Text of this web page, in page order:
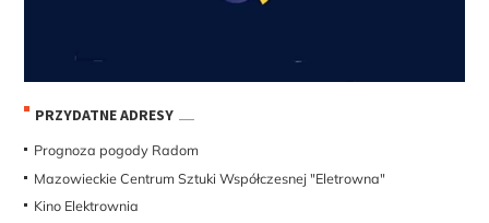
PRZYDATNE ADRESY
Prognoza pogody Radom
Mazowieckie Centrum Sztuki Współczesnej "Eletrowna"
Kino Elektrownia